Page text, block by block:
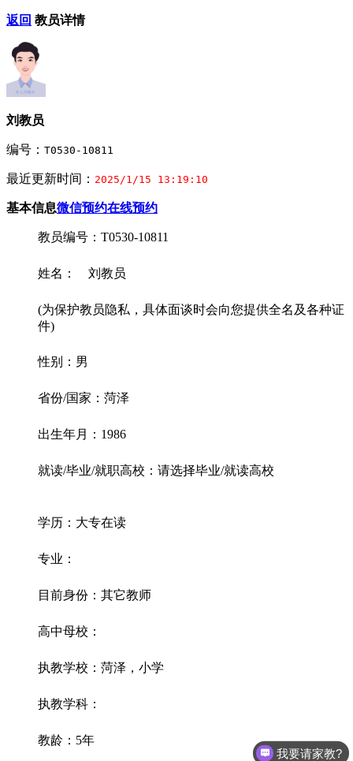
返回 教员详情
刘教员
编号： T0530-10811
最近更新时间： 2025/1/15 13:19:10
基本信息微信预约在线预约
教员编号：T0530-10811
姓名： 刘教员
(为保护教员隐私，具体面谈时会向您提供全名及各种证
件)
性别：男
省份/国家：菏泽
出生年月：1986
就读/毕业/就职高校：请选择毕业/就读高校
学历：大专在读
专业：
目前身份：其它教师
高中母校：
执教学校：菏泽，小学
执教学科：
教龄：5年
我要请家教?